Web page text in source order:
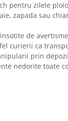
pentru zilele
zapada sau
de
curierii ca
prin
nedorite toate